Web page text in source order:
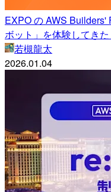
EXPO の AWS Builders'
ボット」を体験してき
若槻龍太
2026.01.04